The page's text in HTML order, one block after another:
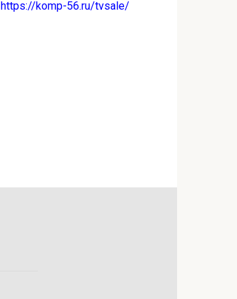
https://komp-56.ru/tvsale/